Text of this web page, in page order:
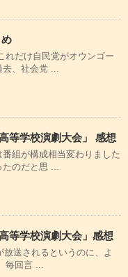
れだけ自民党がオウンゴー
去、社会党 ...
等学校演劇大会」 感想
組が構成相当変わりました
たのだと思 ...
等学校演劇大会」感想
送されるというのに、よ
毎回言 ...